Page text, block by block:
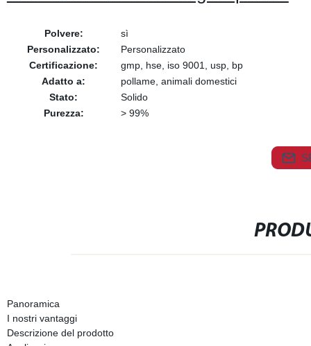
Polvere:
sì
Personalizzato:
Personalizzato
Certificazione:
gmp, hse, iso 9001, usp, bp
Adatto a:
pollame, animali domestici
Stato:
Solido
Purezza:
> 99%
Panoramica
I nostri vantaggi
Descrizione del prodotto